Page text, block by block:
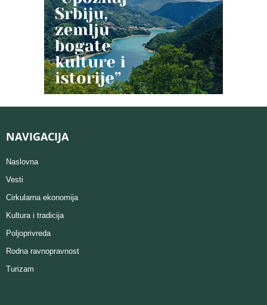
NAVIGACIJA
Naslovna
Vesti
Cirkularna ekonomija
Kultura i tradicija
Poljoprivreda
Rodna ravnopravnost
Turizam